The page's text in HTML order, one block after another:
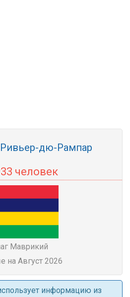
дю-Рампар
человек
Маврикий
на Август 2026
информацию из